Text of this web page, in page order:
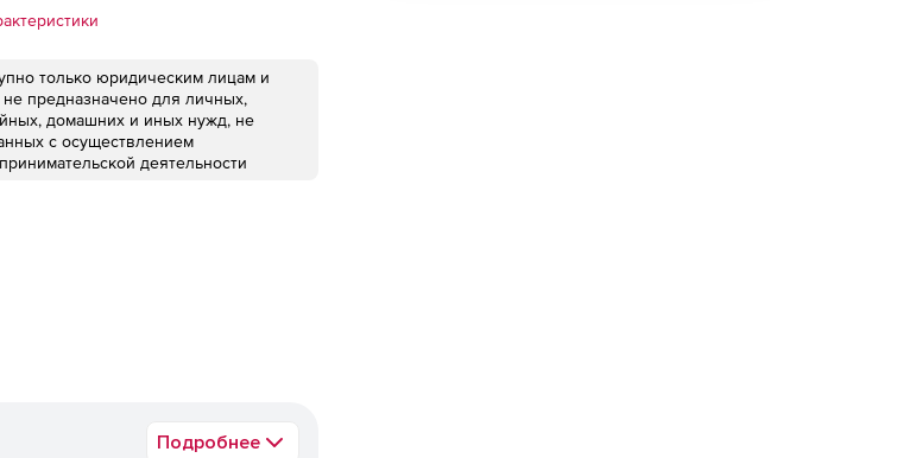
только юридическим лицам и
предназначено для личных,
домашних и иных нужд, не
с осуществлением
деятельности
Подробнее